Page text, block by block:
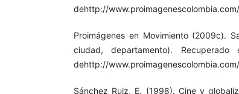
dehttp://
Proimágenes en Movimiento (2009c).
ciudad, departamento).
dehttp://
Sánchez Ruiz, E. (1998). Cine y